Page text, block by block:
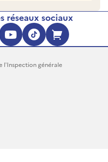
réseaux sociaux
dans une
(s'ouvre dans
(s'ouvre
YouTube
TikTok
l’Inspection générale